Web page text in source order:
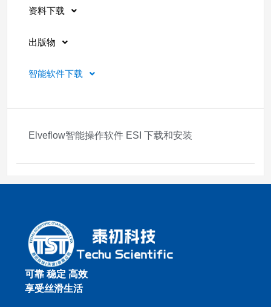
资料下载
出版物
智能软件下载
Elveflow智能操作软件 ESI 下载和安装
可靠 稳定 高效
享受丝滑生活